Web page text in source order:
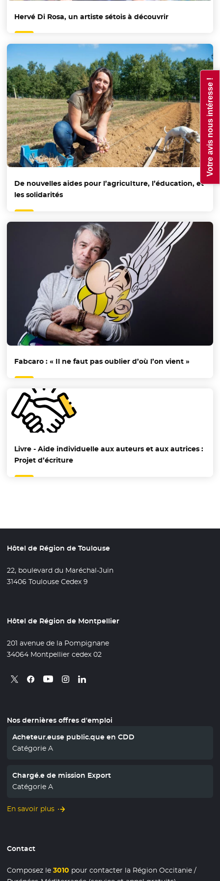
Hervé Di Rosa, un artiste sétois à découvrir
De nouvelles aides pour l’agriculture, l’éducation, et
les solidarités
Fabcaro : « Il ne faut pas oublier d’où l’on vient »
Livre - Aide individuelle aux auteurs et aux autrices :
Projet d’écriture
Hôtel de Région de Toulouse
22, boulevard du Maréchal-Juin
31406 Toulouse Cedex 9
Hôtel de Région de Montpellier
201 avenue de la Pompignane
34064 Montpellier cedex 02
Retrouvez nous sur X
- Nouvelle fenêtre
Retrouvez nous sur Facebook
- Nouvelle fenêtre
Retrouvez nous sur Youtube
- Nouvelle fenêtre
Retrouvez nous sur Instagram
- Nouvelle fenêtre
Retrouvez nous sur Linkedin
- Nouvelle fenêtre
Nos dernières offres d'emploi
Acheteur.euse public.que en CDD
Catégorie A
Chargé.e de mission Export
Catégorie A
En savoir plus
Contact
Composez le3010 pour contacter la Région Occitanie /
Votre avis nous intéresse !